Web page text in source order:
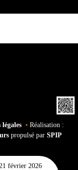
• Réalisation :
propulsé par SPIP
février 2026